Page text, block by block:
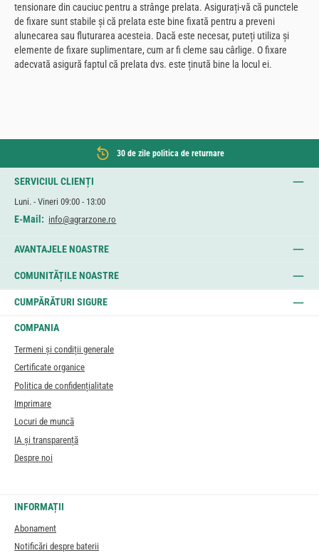
tensionare din cauciuc pentru a strânge prelata. Asigurați-vă că punctele
de fixare sunt stabile și că prelata este bine fixată pentru a preveni
alunecarea sau fluturarea acesteia. Dacă este necesar, puteți utiliza și
elemente de fixare suplimentare, cum ar fi cleme sau cârlige. O fixare
adecvată asigură faptul că prelata dvs. este ținută bine la locul ei.
30 de zile politica de returnare
SERVICIUL CLIENȚI
Luni. - Vineri 09:00 - 13:00
E-Mail: info@agrarzone.ro
AVANTAJELE NOASTRE
COMUNITĂȚILE NOASTRE
CUMPĂRĂTURI SIGURE
COMPANIA
Termeni și condiții generale
Certificate organice
Politica de confidențialitate
Imprimare
Locuri de muncă
IA și transparență
Despre noi
INFORMAȚII
Abonament
Notificări despre baterii